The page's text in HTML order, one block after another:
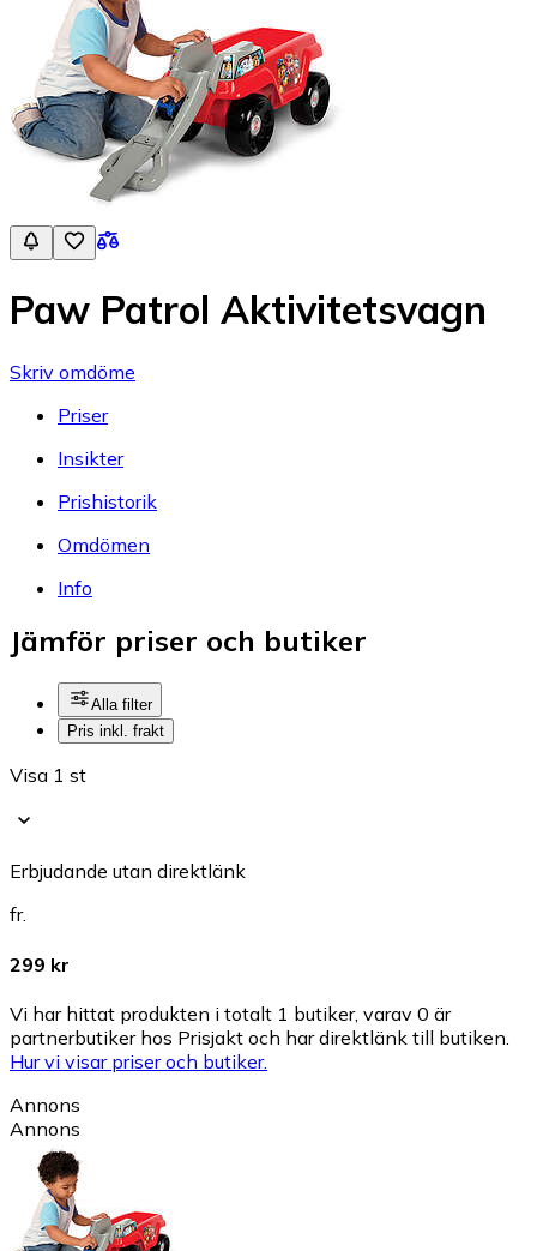
Paw Patrol Aktivitetsvagn
Skriv omdöme
Priser
Insikter
Prishistorik
Omdömen
Info
Jämför priser och butiker
Alla filter
Pris inkl. frakt
Visa 1 st
Erbjudande utan direktlänk
fr.
299 kr
Vi har hittat produkten i totalt 1 butiker, varav 0 är
partnerbutiker hos Prisjakt och har direktlänk till butiken.
Hur vi visar priser och butiker.
Annons
Annons